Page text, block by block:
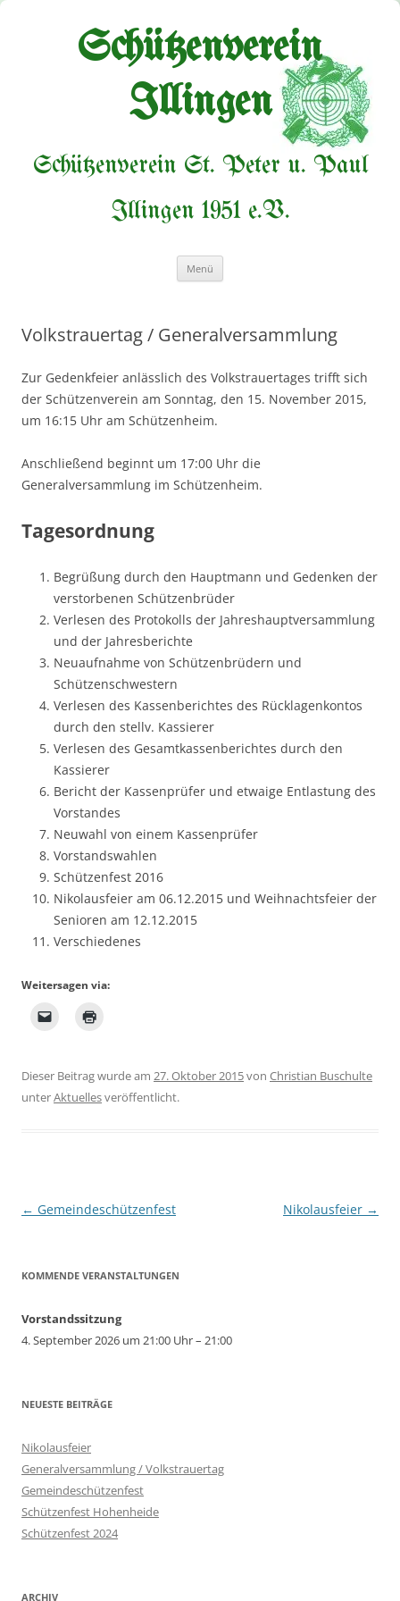
Schützenverein
Illingen
Schützenverein St. Peter u. Paul
Illingen 1951 e.V.
Menü
Volkstrauertag / Generalversammlung
Zur Gedenkfeier anlässlich des Volkstrauertages trifft sich
der Schützenverein am Sonntag, den 15. November 2015,
um 16:15 Uhr am Schützenheim.
Anschließend beginnt um 17:00 Uhr die
Generalversammlung im Schützenheim.
Tagesordnung
Begrüßung durch den Hauptmann und Gedenken der
verstorbenen Schützenbrüder
Verlesen des Protokolls der Jahreshauptversammlung
und der Jahresberichte
Neuaufnahme von Schützenbrüdern und
Schützenschwestern
Verlesen des Kassenberichtes des Rücklagenkontos
durch den stellv. Kassierer
Verlesen des Gesamtkassenberichtes durch den
Kassierer
Bericht der Kassenprüfer und etwaige Entlastung des
Vorstandes
Neuwahl von einem Kassenprüfer
Vorstandswahlen
Schützenfest 2016
Nikolausfeier am 06.12.2015 und Weihnachtsfeier der
Senioren am 12.12.2015
Verschiedenes
Weitersagen via:
Dieser Beitrag wurde am 27. Oktober 2015von Christian Buschulte
unterAktuellesveröffentlicht.
Beitragsnavigation
← Gemeindeschützenfest Nikolausfeier →
KOMMENDE VERANSTALTUNGEN
Vorstandssitzung
4. September 2026 um 21:00 Uhr – 21:00
NEUESTE BEITRÄGE
Nikolausfeier
Generalversammlung / Volkstrauertag
Gemeindeschützenfest
Schützenfest Hohenheide
Schützenfest 2024
ARCHIV